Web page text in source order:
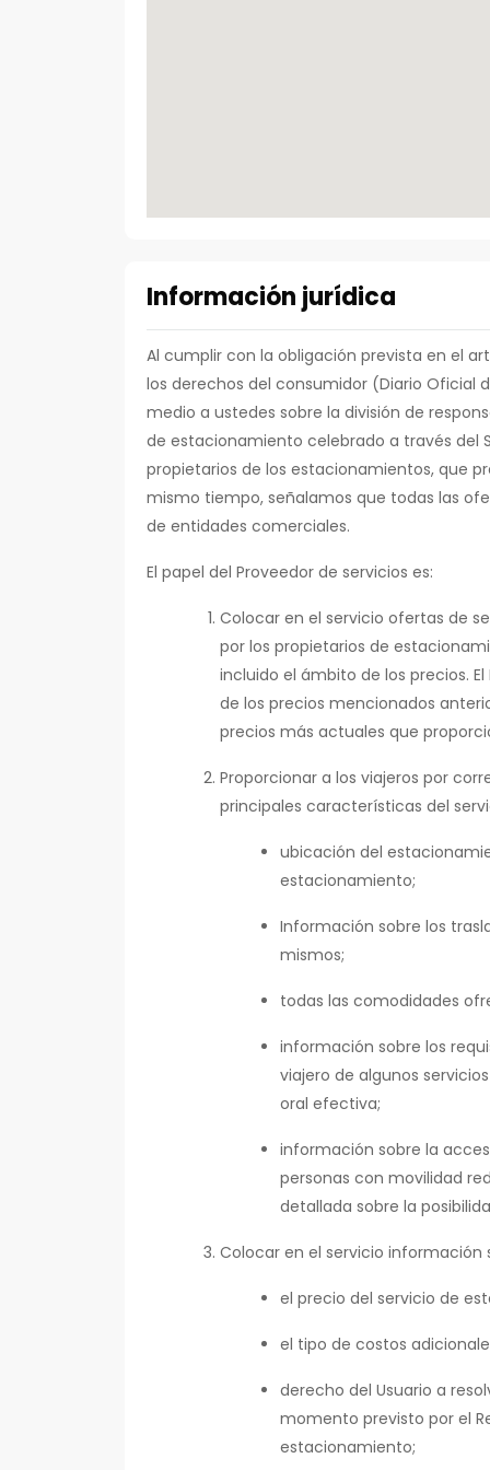
Información jurídica
Al cumplir con la obligación prevista en el
los derechos del consumidor (Diario Oficial
medio a ustedes sobre la división de
de estacionamiento celebrado a través del
propietarios de los estacionamientos, que
mismo tiempo, señalamos que todas las
de entidades comerciales.
El papel del Proveedor de servicios es:
Colocar en el servicio ofertas de
por los propietarios de
incluido el ámbito de los precios.
de los precios mencionados
precios más actuales que
Proporcionar a los viajeros por
principales características del
ubicación del
estacionamiento;
Información sobre los
mismos;
todas las comodidades
información sobre los
viajero de algunos
oral efectiva;
información sobre la
personas con movilidad
detallada sobre la
Colocar en el servicio información
el precio del servicio de
el tipo de costos
derecho del Usuario a
momento previsto por el
estacionamiento;